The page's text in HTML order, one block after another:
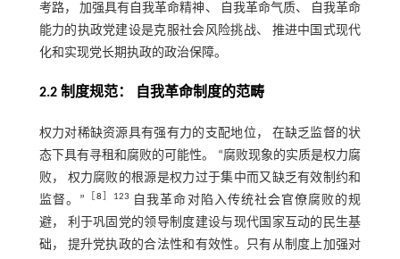
考路， 加强具有自我革命精神、 自我革命气质、 自我革命
能力的执政党建设是克服社会风险挑战、 推进中国式现代
化和实现党长期执政的政治保障。
2.2 制度规范： 自我革命制度的范畴
权力对稀缺资源具有强有力的支配地位， 在缺乏监督的状
态下具有寻租和腐败的可能性。 “腐败现象的实质是权力腐
败， 权力腐败的根源是权力过于集中而又缺乏有效制约和
监督。”
8 ］123
自我革命对陷入传统社会官僚腐败的规
避， 利于巩固党的领导制度建设与现代国家互动的民生基
础， 提升党执政的合法性和有效性。只有从制度上加强对